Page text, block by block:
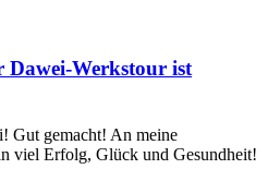
Dawei-Werkstour ist
Gut gemacht! An meine
viel Erfolg, Glück und Gesundheit!